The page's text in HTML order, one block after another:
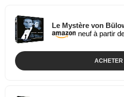
Le Mystère von
neuf à partir
ACHETER